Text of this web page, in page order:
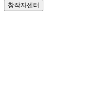
창작자센터